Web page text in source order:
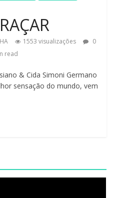
1553 visualizações
0
read
& Cida Simoni Germano
sensação do mundo, vem